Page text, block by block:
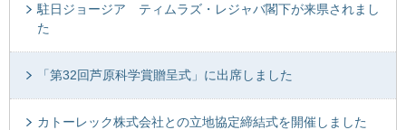
駐日ジョージア ティムラズ・レジャバ閣下が来県されまし
た
「第32回芦原科学賞贈呈式」に出席しました
カトーレック株式会社との立地協定締結式を開催しました